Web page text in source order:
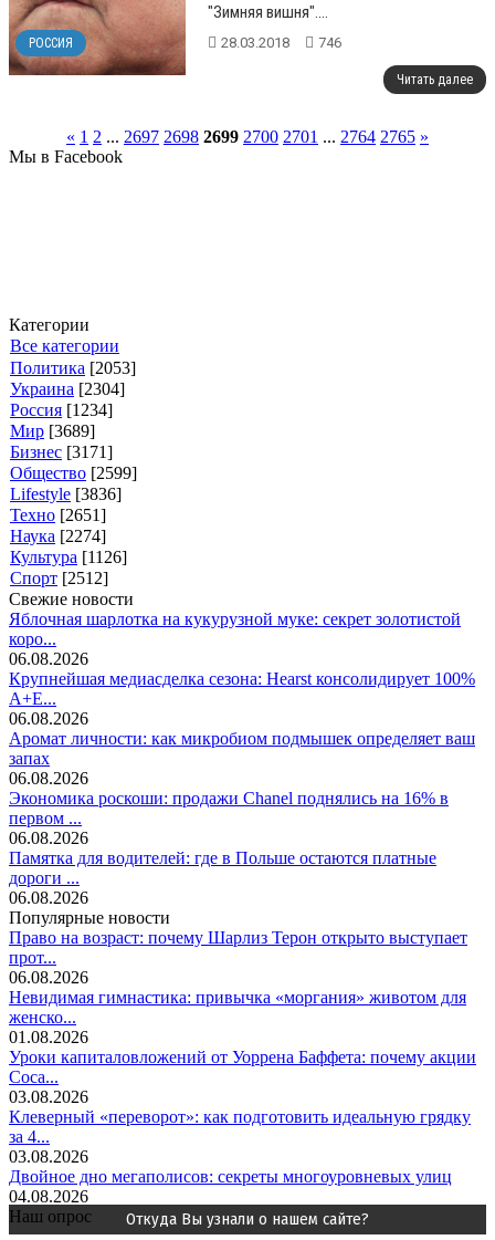
РОССИЯ
"Зимняя вишня"....
28.03.2018 746
Читать далее
« 1 2 ... 2697 2698 2699 2700 2701 ... 2764 2765 »
Мы в Facebook
Категории
Все категории
Политика [2053]
Украина [2304]
Россия [1234]
Мир [3689]
Бизнес [3171]
Общество [2599]
Lifestyle [3836]
Техно [2651]
Наука [2274]
Культура [1126]
Спорт [2512]
Свежие новости
Яблочная шарлотка на кукурузной муке: секрет золотистой
коро...
06.08.2026
Крупнейшая медиасделка сезона: Hearst консолидирует 100%
A+E...
06.08.2026
Аромат личности: как микробиом подмышек определяет ваш
запах
06.08.2026
Экономика роскоши: продажи Chanel поднялись на 16% в
первом ...
06.08.2026
Памятка для водителей: где в Польше остаются платные
дороги ...
06.08.2026
Популярные новости
Право на возраст: почему Шарлиз Терон открыто выступает
прот...
06.08.2026
Невидимая гимнастика: привычка «моргания» животом для
женско...
01.08.2026
Уроки капиталовложений от Уоррена Баффета: почему акции
Coca...
03.08.2026
Клеверный «переворот»: как подготовить идеальную грядку
за 4...
03.08.2026
Двойное дно мегаполисов: секреты многоуровневых улиц
04.08.2026
Наш опрос
Откуда Вы узнали о нашем сайте?